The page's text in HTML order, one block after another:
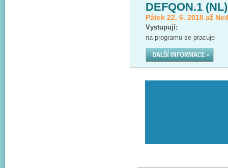
DEFQON.1 (NL)
Pátek 22. 6. 2018 až
Vystupují:
na programu se pracuje